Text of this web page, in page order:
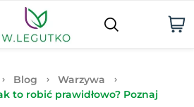
Blog
Warzywa
to robić prawidłowo? Poznaj